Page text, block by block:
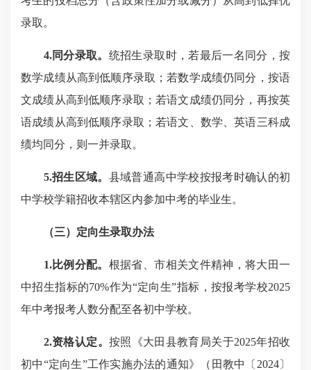
录取。
4.同分录取。 统招生录取时，若最后一名同分，按
数学成绩从高到低顺序录取；若数学成绩仍同分，按语
文成绩从高到低顺序录取；若语文成绩仍同分，再按英
语成绩从高到低顺序录取；若语文、数学、英语三科成
绩均同分，则一并录取。
5.招生区域。 县域普通高中学校按报考时确认的初
中学校学籍招收本辖区内参加中考的毕业生。
（三）定向生录取办法
1.比例分配。 根据省、市相关文件精神，将大田一
中招生指标的70%作为“定向生”指标，按报考学校2025
年中考报考人数分配至各初中学校。
2.资格认定。 按照《大田县教育局关于2025年招收
初中“定向生”工作实施办法的通知》（田教中〔2024〕